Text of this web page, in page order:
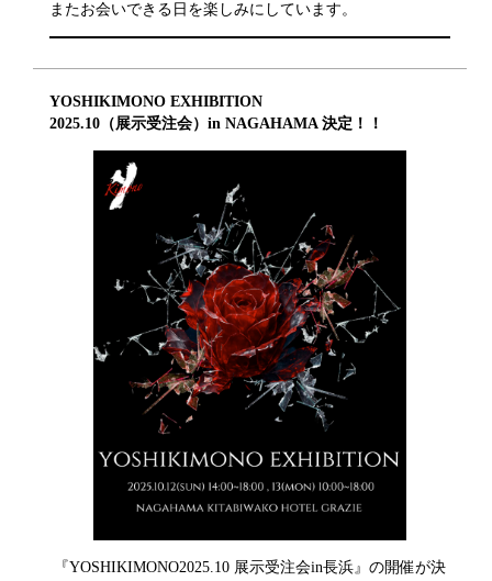
またお会いできる日を楽しみにしています。
YOSHIKIMONO EXHIBITION
2025.10（展示受注会）in NAGAHAMA 決定！！
『YOSHIKIMONO2025.10 展示受注会in長浜』の開催が決